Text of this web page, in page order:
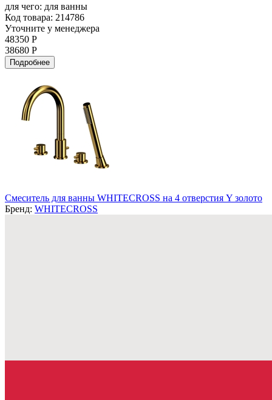
для чего: для ванны
Код товара: 214786
Уточните у менеджера
48350 Р
38680 Р
Подробнее
Смеситель для ванны WHITECROSS на 4 отверстия Y золото
Бренд: WHITECROSS